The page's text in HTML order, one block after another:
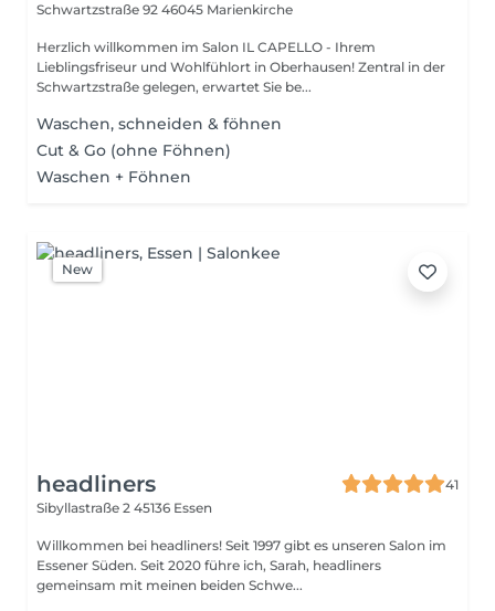
Schwartzstraße 92 46045 Marienkirche
Herzlich willkommen im Salon IL CAPELLO - Ihrem
Lieblingsfriseur und Wohlfühlort in Oberhausen! Zentral in der
Schwartzstraße gelegen, erwartet Sie be...
Waschen, schneiden & föhnen
Cut & Go (ohne Föhnen)
Waschen + Föhnen
New
headliners
41
Sibyllastraße 2 45136 Essen
Willkommen bei headliners! Seit 1997 gibt es unseren Salon im
Essener Süden. Seit 2020 führe ich, Sarah, headliners
gemeinsam mit meinen beiden Schwe...